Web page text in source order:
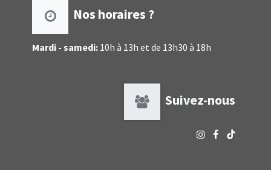
Nos horaires ?
Mardi - samedi: 10h à 13h et de 13h30 à 18h
Suivez-nous